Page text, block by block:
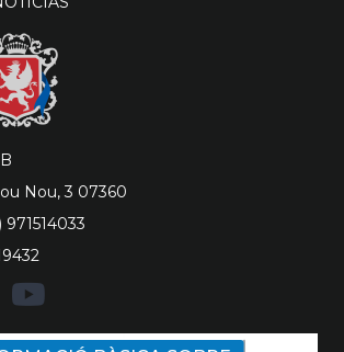
Nou, 3 07360
971514033